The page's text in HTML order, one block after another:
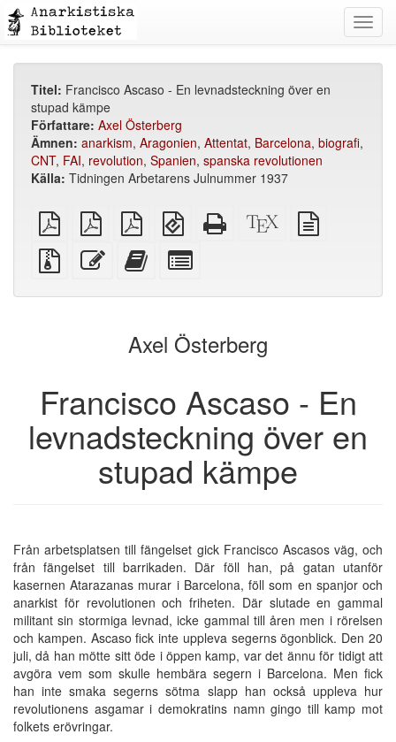
Titel: Francisco Ascaso - En levnadsteckning över en
stupad kämpe
Författare: Axel Österberg
Ämnen: anarkism, Aragonien, Attentat, Barcelona, biografi,
CNT, FAI, revolution, Spanien, spanska revolutionen
Källa: Tidningen Arbetarens Julnummer 1937
plain
PDF
A4
imposed
PDF
Letter
imposed
PDF
EPUB
(för
mobila
enheter)
Fristående
HTML
XeLaTeX
källa
Källfiler
med
Redigera
denna
Lägg
text
bokskaparen
for
bookbuilder
Axel Österberg
Francisco Ascaso - En
levnadsteckning över en
stupad kämpe
Från arbetsplatsen till fängelset gick Francisco Ascasos väg, och
från fängelset till barrikaden. Där föll han, på gatan utanför
kasernen Atarazanas murar i Barcelona, föll som en spanjor och
anarkist för revolutionen och friheten. Där slutade en gammal
militant sin stormiga levnad, icke gammal till åren men i rörelsen
och kampen. Ascaso fick inte uppleva segerns ögonblick. Den 20
juli, då han mötte sitt öde i öppen kamp, var det ännu för tidigt att
avgöra vem som skulle hembära segern i Barcelona. Men fick
han inte smaka segerns sötma slapp han också uppleva hur
revolutionens asgamar i demokratins namn gingo till kamp mot
folkets erövringar.